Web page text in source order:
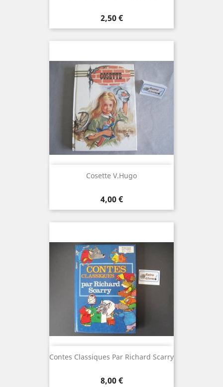
Prix
2,50 €
Cosette V.Hugo
Prix
4,00 €
Contes Classiques Par Richard Scarry
Prix
8,00 €